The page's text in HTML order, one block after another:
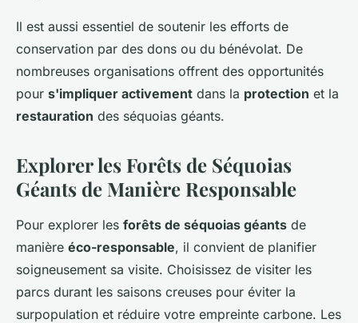
Il est aussi essentiel de soutenir les efforts de
conservation par des dons ou du bénévolat. De
nombreuses organisations offrent des opportunités
pour s'impliquer activement dans la protection et la
restauration des séquoias géants.
Explorer les Forêts de Séquoias
Géants de Manière Responsable
Pour explorer les forêts de séquoias géants de
manière éco-responsable, il convient de planifier
soigneusement sa visite. Choisissez de visiter les
parcs durant les saisons creuses pour éviter la
surpopulation et réduire votre empreinte carbone. Les